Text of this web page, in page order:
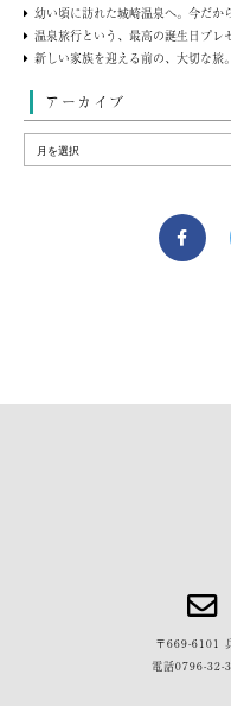
幼い頃に訪れた城崎温泉へ。今だか
温泉旅行という、最高の誕生日プレ
新しい家族を迎える前の、大切な旅。
アーカイブ
〒669-6101
電話0796-32-